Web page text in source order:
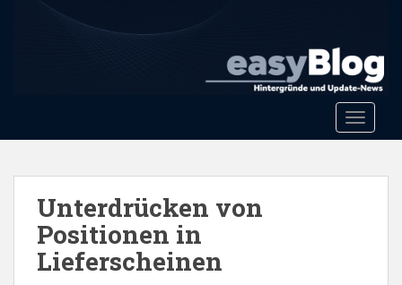
Toggle
Unterdrücken von
Positionen in
Lieferscheinen